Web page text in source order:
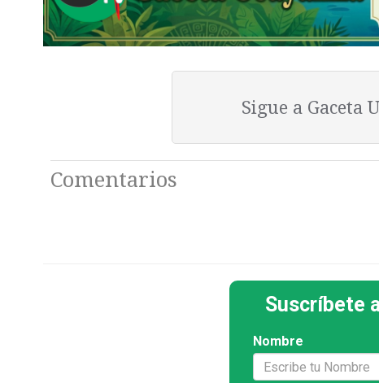
Sigue a Gaceta
Comentarios
Suscríbete
Nombre